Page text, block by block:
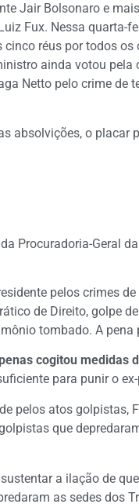
Jair Bolsonaro e
Fux. Nessa quarta-
réus por todos
ainda votou
Netto pelo crime
absolvições, o placar
Procuradoria-Geral
pelos crimes
de Direito, golpe
tombado. A
cogitou medidas
para punir o
pelos atos golpistas,
que
a ilação de
as sedes dos